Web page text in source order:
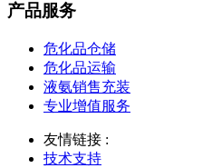
产品服务
危化品仓储
危化品运输
液氨销售充装
专业增值服务
友情链接 :
技术支持